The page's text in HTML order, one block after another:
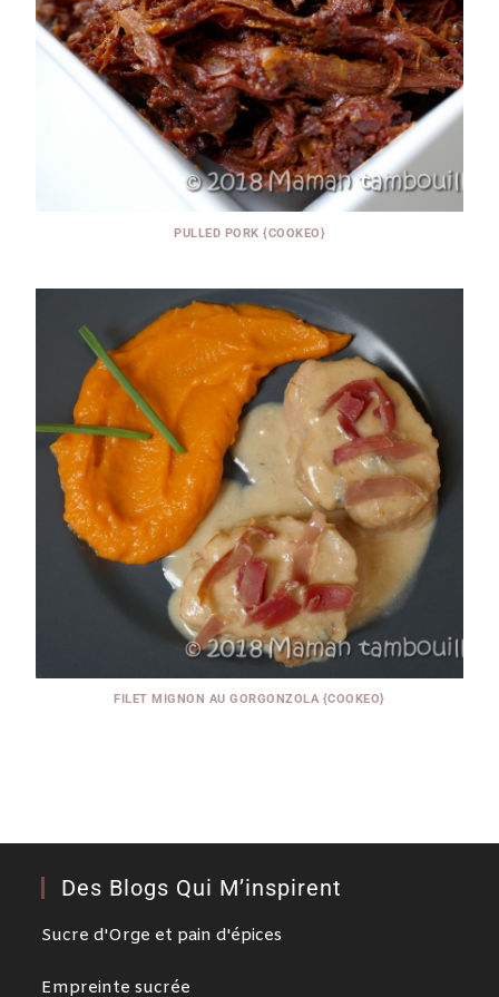
PULLED PORK {COOKEO}
FILET MIGNON AU GORGONZOLA {COOKEO}
Des Blogs Qui M’inspirent
Sucre d'Orge et pain d'épices
Empreinte sucrée